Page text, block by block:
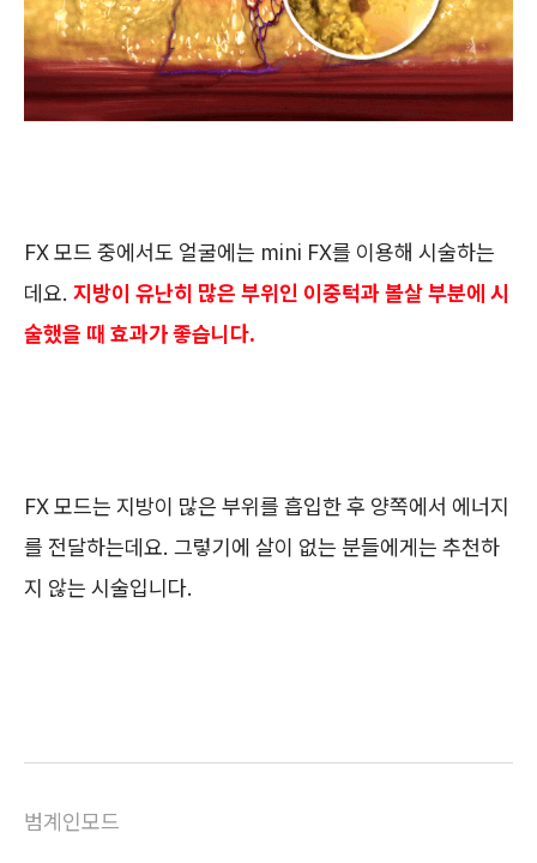
FX 모드 중에서도 얼굴에는 mini FX를 이용해 시술하는
데요. 지방이 유난히 많은 부위인 이중턱과 볼살 부분에 시
술했을 때 효과가 좋습니다.
FX 모드는 지방이 많은 부위를 흡입한 후 양쪽에서 에너지
를 전달하는데요. 그렇기에 살이 없는 분들에게는 추천하
지 않는 시술입니다.
범계인모드